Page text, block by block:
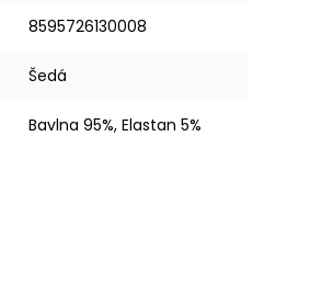
8595726130008
Šedá
Bavlna 95%, Elastan 5%